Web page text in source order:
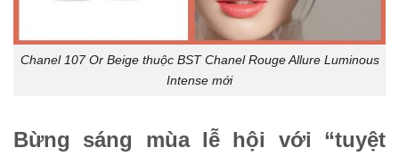
Chanel 107 Or Beige thuộc BST Chanel Rouge Allure Luminous
Intense mới
Bừng sáng mùa lễ hội với “tuyệt